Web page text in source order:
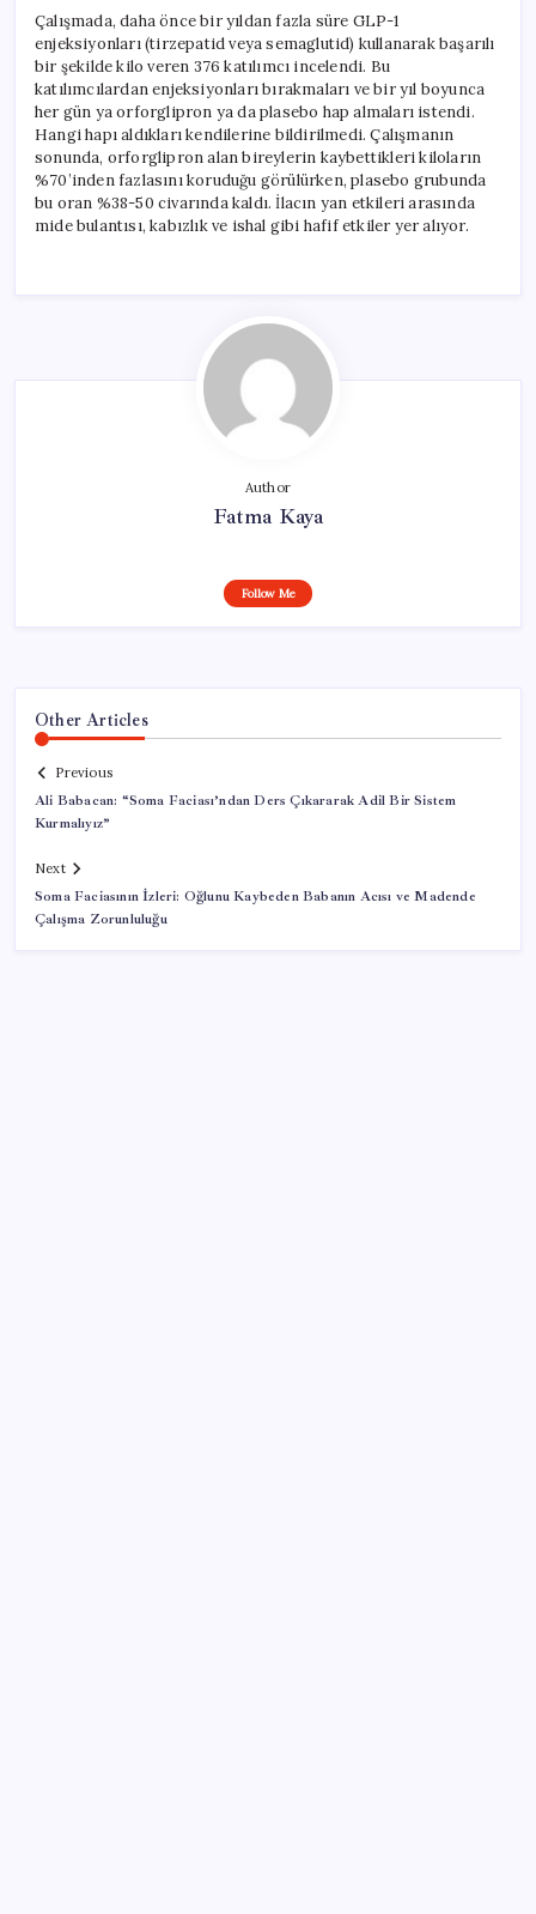
Çalışmada, daha önce bir yıldan fazla süre GLP-1
enjeksiyonları (tirzepatid veya semaglutid) kullanarak başarılı
bir şekilde kilo veren 376 katılımcı incelendi. Bu
katılımcılardan enjeksiyonları bırakmaları ve bir yıl boyunca
her gün ya orforglipron ya da plasebo hap almaları istendi.
Hangi hapı aldıkları kendilerine bildirilmedi. Çalışmanın
sonunda, orforglipron alan bireylerin kaybettikleri kiloların
%70’inden fazlasını koruduğu görülürken, plasebo grubunda
bu oran %38-50 civarında kaldı. İlacın yan etkileri arasında
mide bulantısı, kabızlık ve ishal gibi hafif etkiler yer alıyor.
Author
Fatma Kaya
Follow Me
Other Articles
Previous
Ali Babacan: “Soma Faciası’ndan Ders Çıkararak Adil Bir Sistem
Kurmalıyız”
Next
Soma Faciasının İzleri: Oğlunu Kaybeden Babanın Acısı ve Madende
Çalışma Zorunluluğu